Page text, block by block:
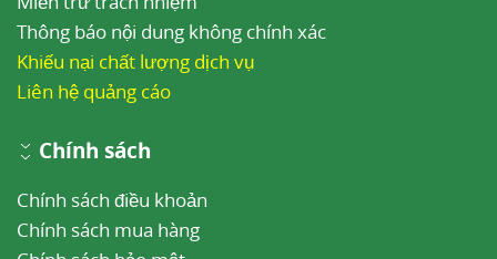
Thông báo nội dung không chính xác
Khiếu nại chất lượng dịch vụ
Liên hệ quảng cáo
Chính sách
Chính sách điều khoản
Chính sách mua hàng